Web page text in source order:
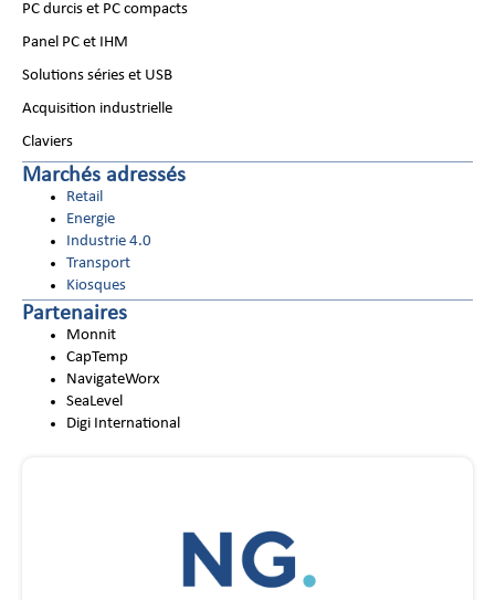
PC durcis et PC compacts
Panel PC et IHM
Solutions séries et USB
Acquisition industrielle
Claviers
Marchés adressés
Retail
Energie
Industrie 4.0
Transport
Kiosques
Partenaires
Monnit
CapTemp
NavigateWorx
SeaLevel
Digi International